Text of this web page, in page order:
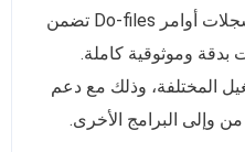
يتميز بنظام توثيق صارم وسجلات أوامر Do-files تضمن
بدقة وموثوقية كاملة.
المختلفة، وذلك مع دعم
من وإلى البرامج الأخرى.